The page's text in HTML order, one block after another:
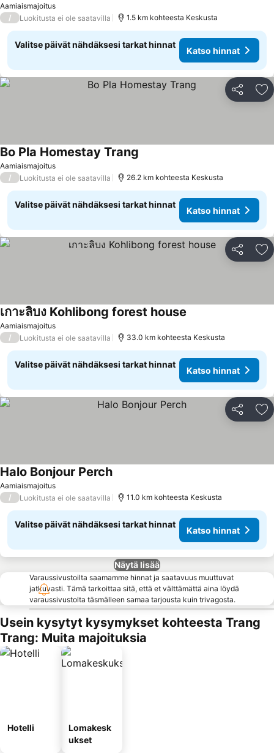
Aamiaismajoitus
/ Luokitusta ei ole saatavilla 1.5 km kohteesta Keskusta
Valitse päivät nähdäksesi tarkat hinnat
Katso hinnat
Jaa
Aamiaismajoitus
Bo Pla Homestay Trang
/ Luokitusta ei ole saatavilla 26.2 km kohteesta Keskusta
Valitse päivät nähdäksesi tarkat hinnat
Katso hinnat
Jaa
Aamiaismajoitus
เกาะลิบง Kohlibong forest house
/ Luokitusta ei ole saatavilla 33.0 km kohteesta Keskusta
Valitse päivät nähdäksesi tarkat hinnat
Katso hinnat
Jaa
Aamiaismajoitus
Halo Bonjour PerchKatso hinnat
/ Luokitusta ei ole saatavilla 11.0 km kohteesta Keskusta
Valitse päivät nähdäksesi tarkat hinnat
Katso hinnat
Näytä lisää
Varaussivustoilta saamamme hinnat ja saatavuus muuttuvat
jatkuvasti. Tämä tarkoittaa sitä, että et välttämättä aina löydä
varaussivustolta täsmälleen samaa tarjousta kuin trivagosta.
Usein kysytyt kysymykset kohteesta Trang
Trang: Muita majoituksia
Hotelli
Lomakesk
ukset